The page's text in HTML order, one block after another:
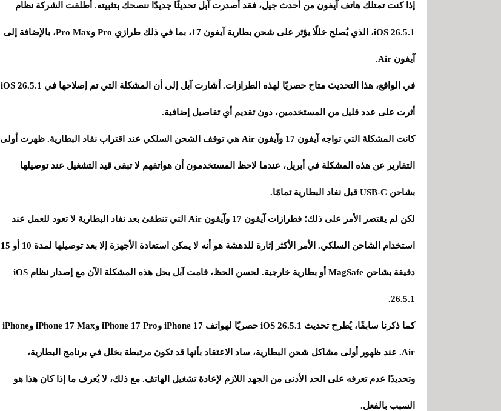
إذا كنت تمتلك هاتف آيفون من أحدث جيل، فقد أصدرت آبل تحديثًا جديدًا ننصحك بتثبيته. أطلقت الشركة نظام
iOS 26.5.1، الذي يُصلح خللًا يؤثر على شحن بطارية آيفون 17، بما في ذلك طرازي Pro وPro Max، بالإضافة إلى
آيفون Air.
في الواقع، هذا التحديث متاح حصريًا لهذه الطرازات. أشارت آبل إلى أن المشكلة التي تم إصلاحها في iOS 26.5.1
أثرت على عدد قليل من المستخدمين، دون تقديم أي تفاصيل إضافية.
كانت المشكلة التي تواجه آيفون 17 وآيفون Air هي توقف الشحن السلكي عند اقتراب نفاد البطارية. ظهرت أولى
التقارير عن هذه المشكلة في أبريل، عندما لاحظ المستخدمون أن هواتفهم لا تبقى قيد التشغيل عند توصيلها
بشاحن USB-C قبل نفاد البطارية تمامًا.
لكن لم يقتصر الأمر على ذلك؛ فطرازات آيفون 17 وآيفون Air التي تنطفئ بعد نفاد البطارية لا تعود للعمل عند
استخدام الشاحن السلكي. الأمر الأكثر إثارة للدهشة هو أنه لا يمكن استعادة الأجهزة إلا بعد توصيلها لمدة 10 أو 15
دقيقة بشاحن MagSafe أو بطارية خارجية. لحسن الحظ، قامت آبل بحل هذه المشكلة الآن مع إصدار نظام iOS
26.5.1.
كما ذكرنا سابقًا، يُطرح تحديث iOS 26.5.1 حصريًا لهواتف iPhone 17 وiPhone 17 Pro وiPhone 17 Max وiPhone
Air. عند ظهور أولى مشاكل شحن البطارية، ساد الاعتقاد بأنها قد تكون مرتبطة بخلل في برنامج البطارية،
وتحديدًا عدم تعرفه على الحد الأدنى من الجهد اللازم لإعادة تشغيل الهاتف. مع ذلك، لا يُعرف ما إذا كان هذا هو
السبب بالفعل.